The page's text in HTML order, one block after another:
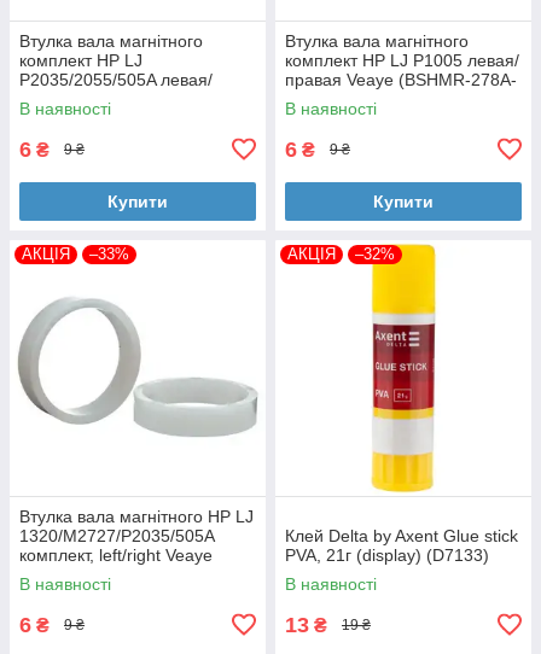
Втулка вала магнітного
комплект HP LJ
P2035/2055/505A левая/
правая Veaye (BSHMR-505A-
VE)
В наявності
6 ₴ 9 ₴
Купити
Втулка вала магнітного
комплект HP LJ P1005 левая/
правая Veaye (BSHMR-278A-
VE)
В наявності
6 ₴ 9 ₴
Купити
АКЦІЯ –33%
Втулка вала магнітного HP LJ
1320/M2727/P2035/505A
комплект, left/right Veaye
(BSHMR-505U-VE)
В наявності
6 ₴ 9 ₴
АКЦІЯ –32%
Клей Delta by Axent Glue stick
PVA, 21г (display) (D7133)
В наявності
13 ₴ 19 ₴